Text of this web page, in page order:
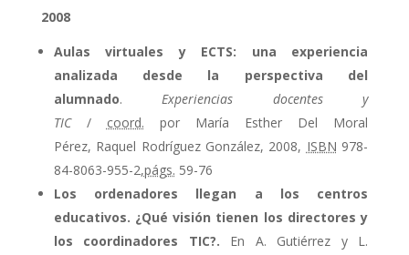
2008
Aulas virtuales y ECTS: una experiencia
analizada desde la perspectiva del
alumnado.Experiencias docentes y
TIC/ coord. por María Esther Del Moral
Pérez, Raquel Rodríguez González, 2008, ISBN 978-
84-8063-955-2,págs. 59-76
Los ordenadores llegan a los centros
educativos. ¿Qué visión tienen los directores y
los coordinadores TIC?. En A. Gutiérrez y L.